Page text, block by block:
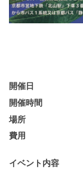
開催日
開催時間
場所
費用
イベント内容